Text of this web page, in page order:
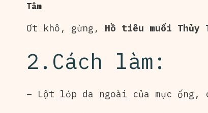
Tâm
Ơt khô, gừng, Hồ tiêu muối Thủy
2.Cách làm:
– Lột lớp da ngoài của mực